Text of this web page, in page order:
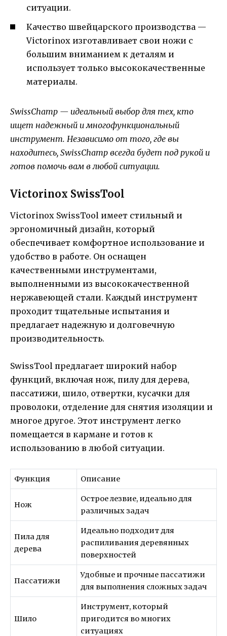
ситуации.
Качество швейцарского производства —
Victorinox изготавливает свои ножи с
большим вниманием к деталям и
использует только высококачественные
материалы.
SwissChamp — идеальный выбор для тех, кто
ищет надежный и многофункциональный
инструмент. Независимо от того, где вы
находитесь, SwissChamp всегда будет под рукой и
готов помочь вам в любой ситуации.
Victorinox SwissTool
Victorinox SwissTool имеет стильный и
эргономичный дизайн, который
обеспечивает комфортное использование и
удобство в работе. Он оснащен
качественными инструментами,
выполненными из высококачественной
нержавеющей стали. Каждый инструмент
проходит тщательные испытания и
предлагает надежную и долговечную
производительность.
SwissTool предлагает широкий набор
функций, включая нож, пилу для дерева,
пассатижи, шило, отвертки, кусачки для
проволоки, отделение для снятия изоляции и
многое другое. Этот инструмент легко
помещается в кармане и готов к
использованию в любой ситуации.
Функция Описание
Нож
Острое лезвие, идеально для
различных задач
Пилa для
дерева
Идеально подходит для
распиливания деревянных
поверхностей
Пaссатижи
Удобные и прочные пассатижи
для выполнения сложных задач
Шило
Инструмент, который
пригодится во многих
ситуациях